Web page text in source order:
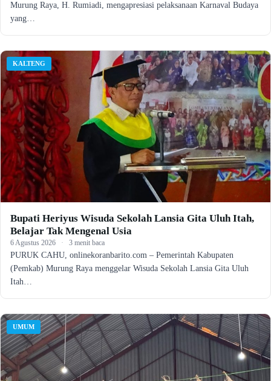
Murung Raya, H. Rumiadi, mengapresiasi pelaksanaan Karnaval Budaya
yang…
KALTENG
Bupati Heriyus Wisuda Sekolah Lansia Gita Uluh Itah,
Belajar Tak Mengenal Usia
6 Agustus 2026 · 3 menit baca
PURUK CAHU, onlinekoranbarito.com – Pemerintah Kabupaten
(Pemkab) Murung Raya menggelar Wisuda Sekolah Lansia Gita Uluh
Itah…
UMUM